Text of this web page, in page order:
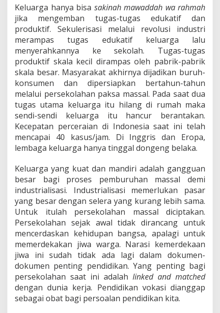
b
d
2
1
Keluarga hanya bisa sakinah mawaddah wa rahmah
jika mengemban tugas-tugas edukatif dan
produktif. Sekulerisasi melalui revolusi industri
merampas tugas edukatif keluarga lalu
menyerahkannya ke sekolah. Tugas-tugas
produktif skala kecil dirampas oleh pabrik-pabrik
skala besar. Masyarakat akhirnya dijadikan buruh-
konsumen dan dipersiapkan bertahun-tahun
melalui persekolahan paksa massal. Pada saat dua
tugas utama keluarga itu hilang di rumah maka
sendi-sendi keluarga itu hancur berantakan.
Kecepatan perceraian di Indonesia saat ini telah
mencapai 40 kasus/jam. Di Inggris dan Eropa,
lembaga keluarga hanya tinggal dongeng belaka.
Keluarga yang kuat dan mandiri adalah gangguan
besar bagi proses pemburuhan massal demi
industrialisasi. Industrialisasi memerlukan pasar
yang besar dengan selera yang kurang lebih sama.
Untuk itulah persekolahan massal diciptakan.
Persekolahan sejak awal tidak dirancang untuk
mencerdaskan kehidupan bangsa, apalagi untuk
memerdekakan jiwa warga. Narasi kemerdekaan
jiwa ini sudah tidak ada lagi dalam dokumen-
dokumen penting pendidikan. Yang penting bagi
persekolahan saat ini adalah linked and matched
dengan dunia kerja. Pendidikan vokasi dianggap
sebagai obat bagi persoalan pendidikan kita.